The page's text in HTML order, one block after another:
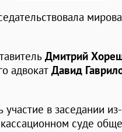
Дмитрий
адвокат Давид
в заседании
суде